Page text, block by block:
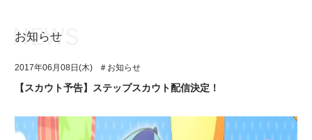
アプリゲーム
ユニット&キャラクター
お知らせ
2017年06月08日(木) ＃お知らせ
【スカウト予告】ステップスカウト配信決定！